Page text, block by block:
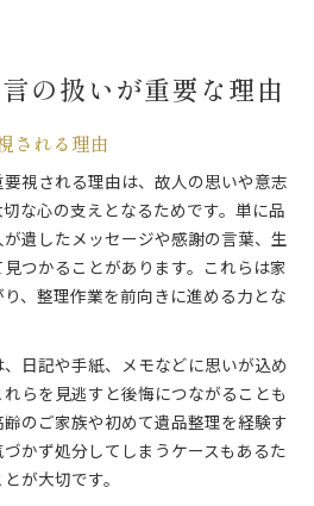
の扱いが重要な理由
される理由
視される理由は、故人の思いや意志
な心の支えとなるためです。単に品
遺したメッセージや感謝の言葉、生
つかることがあります。これらは家
、整理作業を前向きに進める力とな
日記や手紙、メモなどに思いが込め
らを見逃すと後悔につながることも
のご家族や初めて遺品整理を経験す
かず処分してしまうケースもあるた
が大切です。